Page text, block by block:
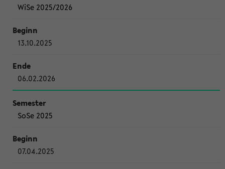
WiSe 2025/2026
13.10.2025
06.02.2026
SoSe 2025
07.04.2025